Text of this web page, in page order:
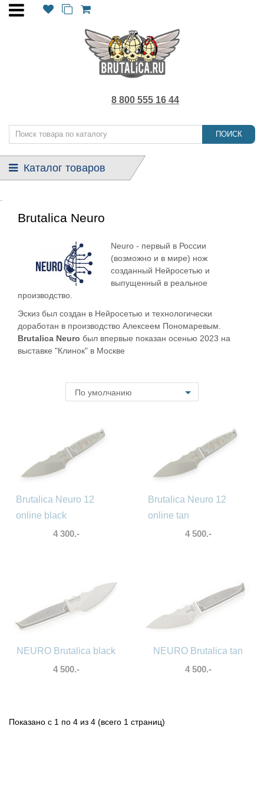
8 800 555 16 44
ПОИСК
Каталог товаров
Brutalica Neuro
Neuro - первый в России
(возможно и в мире) нож
созданный Нейросетью и
выпущенный в реальное
производство.
Эскиз был создан в Нейросетью и технологически
доработан в производство Алексеем Пономаревым.
Brutalica Neuro был впервые показан осенью 2023 на
выставке "Клинок" в Москве
По умолчанию
Brutalica Neuro 12
online black
4 300.-
Brutalica Neuro 12
online tan
4 500.-
NEURO Brutalica black
4 500.-
NEURO Brutalica tan
4 500.-
Показано с 1 по 4 из 4 (всего 1 страниц)